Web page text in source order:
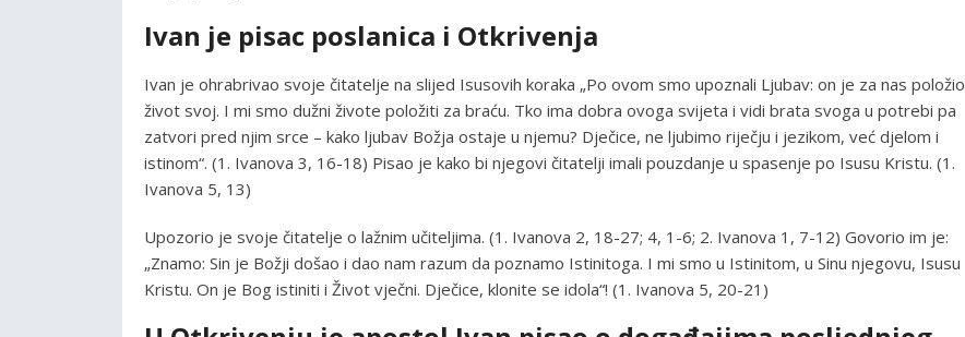
Ivan je pisac poslanica i Otkrivenja
Ivan je ohrabrivao svoje čitatelje na slijed Isusovih koraka „Po ovom smo upoznali Ljubav: on je za nas položio
život svoj. I mi smo dužni živote položiti za braću. Tko ima dobra ovoga svijeta i vidi brata svoga u potrebi pa
zatvori pred njim srce – kako ljubav Božja ostaje u njemu? Dječice, ne ljubimo riječju i jezikom, već djelom i
istinom“. (1. Ivanova 3, 16-18) Pisao je kako bi njegovi čitatelji imali pouzdanje u spasenje po Isusu Kristu. (1.
Ivanova 5, 13)
Upozorio je svoje čitatelje o lažnim učiteljima. (1. Ivanova 2, 18-27; 4, 1-6; 2. Ivanova 1, 7-12) Govorio im je:
„Znamo: Sin je Božji došao i dao nam razum da poznamo Istinitoga. I mi smo u Istinitom, u Sinu njegovu, Isusu
Kristu. On je Bog istiniti i Život vječni. Dječice, klonite se idola“! (1. Ivanova 5, 20-21)